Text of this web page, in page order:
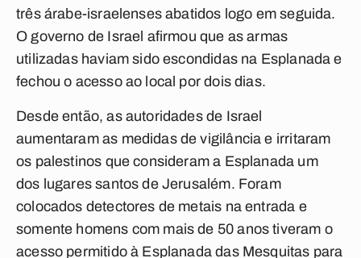
três árabe-israelenses abatidos logo em seguida.
O governo de Israel afirmou que as armas
utilizadas haviam sido escondidas na Esplanada e
fechou o acesso ao local por dois dias.
Desde então, as autoridades de Israel
aumentaram as medidas de vigilância e irritaram
os palestinos que consideram a Esplanada um
dos lugares santos de Jerusalém. Foram
colocados detectores de metais na entrada e
somente homens com mais de 50 anos tiveram o
acesso permitido à Esplanada das Mesquitas para